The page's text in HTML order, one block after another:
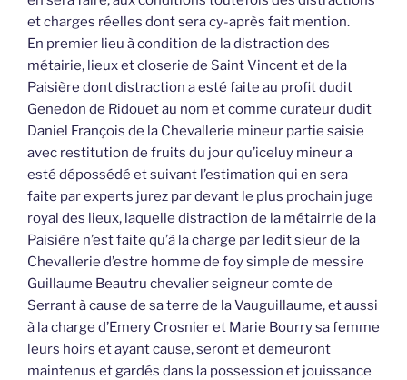
et charges réelles dont sera cy-après fait mention.
En premier lieu à condition de la distraction des
métairie, lieux et closerie de Saint Vincent et de la
Paisière dont distraction a esté faite au profit dudit
Genedon de Ridouet au nom et comme curateur dudit
Daniel François de la Chevallerie mineur partie saisie
avec restitution de fruits du jour qu’iceluy mineur a
esté dépossédé et suivant l’estimation qui en sera
faite par experts jurez par devant le plus prochain juge
royal des lieux, laquelle distraction de la métairrie de la
Paisière n’est faite qu’à la charge par ledit sieur de la
Chevallerie d’estre homme de foy simple de messire
Guillaume Beautru chevalier seigneur comte de
Serrant à cause de sa terre de la Vauguillaume, et aussi
à la charge d’Emery Crosnier et Marie Bourry sa femme
leurs hoirs et ayant cause, seront et demeuront
maintenus et gardés dans la possession et jouissance